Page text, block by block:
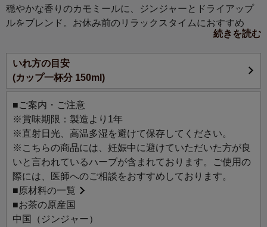
穏やかな香りのカモミールに、ジンジャーとドライアップ
ルをブレンド。お休み前のリラックスタイムにおすすめ
続きを読む
いれ方の目安
(カップ一杯分 150ml)
■ご案内・ご注意
※賞味期限：製造より1年
※直射日光、高温多湿を避けて保存してください。
※こちらの商品には、妊娠中に避けていただいた方が良
いと言われているハーブが含まれております。ご使用の
際には、医師へのご相談をおすすめしております。
■原材料の一覧
■お茶の原産国
中国（ジンジャー）